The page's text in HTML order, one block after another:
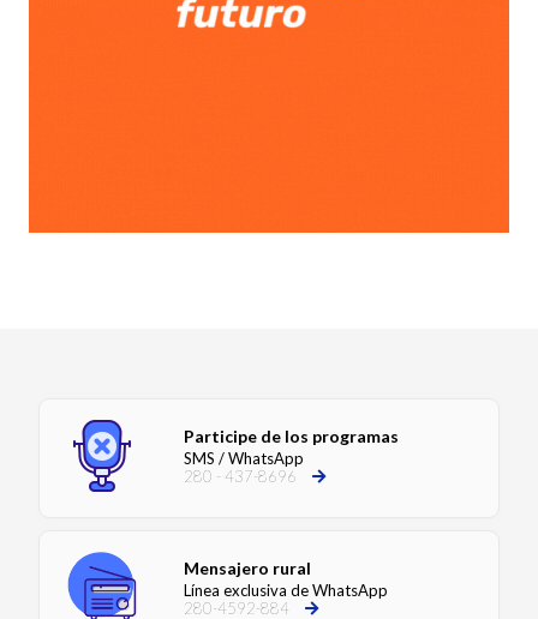
Participe de los programas
SMS / WhatsApp
280 - 437-8696
Mensajero rural
Línea exclusiva de WhatsApp
280-4592-884